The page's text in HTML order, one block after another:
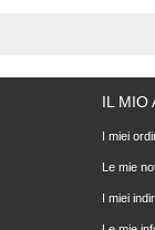
IL MIO
I miei
Le mie
I miei